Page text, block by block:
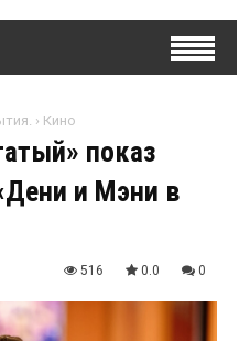
› Кино
показ
и Мэни в
516 0.0 0